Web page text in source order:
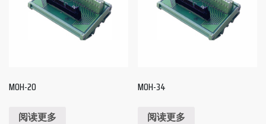
MOH-20
阅读更多
MOH-34
阅读更多